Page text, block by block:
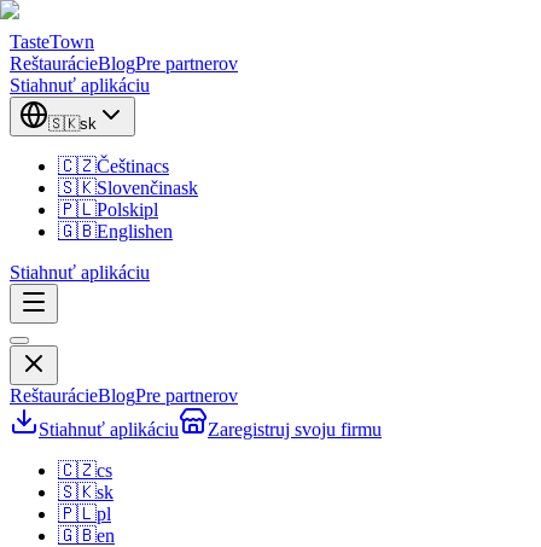
TasteTown
ReštaurácieBlogPre partnerov
Stiahnuť aplikáciu
🇸🇰sk
🇨🇿Češtinacs
🇸🇰Slovenčinask
🇵🇱Polskipl
🇬🇧Englishen
Stiahnuť aplikáciu
ReštaurácieBlogPre partnerov
Stiahnuť aplikáciu
Zaregistruj svoju firmu
🇨🇿cs
🇸🇰sk
🇵🇱pl
🇬🇧en